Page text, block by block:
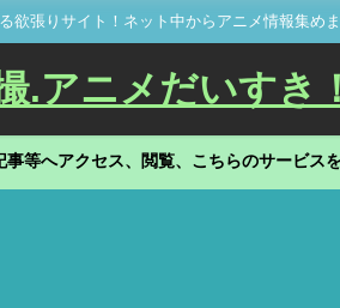
欲張りサイト！ネット中からアニメ情報集め
.アニメだいすき
等へアクセス、閲覧、こちらのサービス